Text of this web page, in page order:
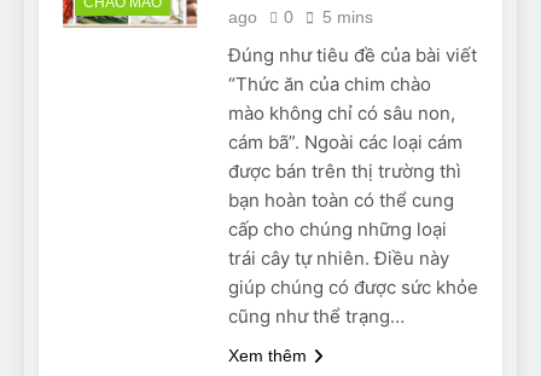
ago
0 5 mins
Đúng như tiêu đề của bài viết
“Thức ăn của chim chào
mào không chỉ có sâu non,
cám bã”. Ngoài các loại cám
được bán trên thị trường thì
bạn hoàn toàn có thể cung
cấp cho chúng những loại
trái cây tự nhiên. Điều này
giúp chúng có được sức khỏe
cũng như thể trạng…
Xem thêm